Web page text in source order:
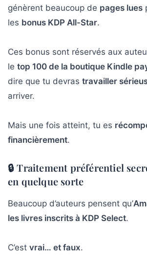
génèrent beaucoup de pages lues
les bonus KDP All-Star.
Ces bonus sont réservés aux
le top 100 de la boutique Kindle
dire que tu devras travailler
arriver.
Mais une fois atteint, tu es
financièrement.
🔒 Traitement préférentiel
en quelque sorte
Beaucoup d’auteurs pensent qu’
les livres inscrits à KDP Select.
C’est vrai… et faux.